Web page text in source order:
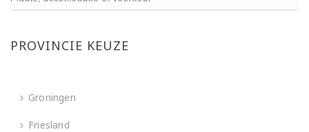
PROVINCIE KEUZE
Groningen
Friesland